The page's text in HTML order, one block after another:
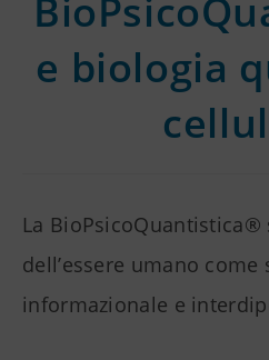
e biologia
La
dell’essere umano
informazionale e